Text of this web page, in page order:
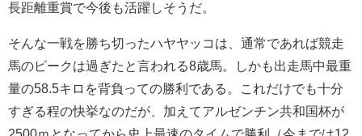
長距離重賞で今後も活躍しそうだ。
そんな一戦を勝ち切ったハヤヤッコは、通常であれば競走
馬のピークは過ぎたと言われる8歳馬。しかも出走馬中最重
量の58.5キロを背負っての勝利である。これだけでも十分
すぎる程の快挙なのだが、加えてアルゼンチン共和国杯が